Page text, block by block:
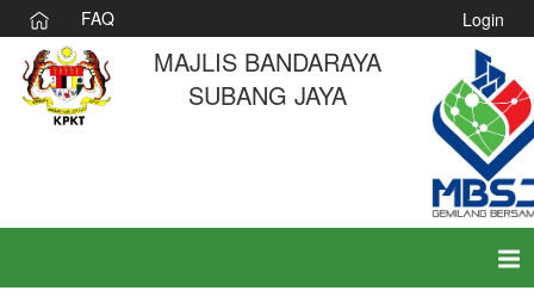
FAQ Login
MAJLIS BANDARAYA
SUBANG JAYA